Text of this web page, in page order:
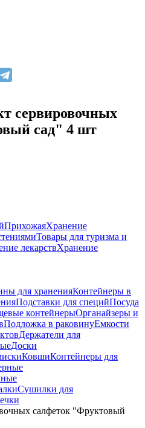
сервировочных
сад" 4 шт
ПрихожаяХранение
Товары для туризма и
лекарствХранение
для храненияКонтейнеры в
Подставки для специйПосуда
контейнерыОрганайзеры и
Подложка в раковинуЕмкости
Держатели для
Доски
КовшиКонтейнеры для
Сушилки для
салфеток "Фруктовый